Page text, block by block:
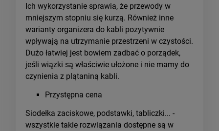
Ich wykorzystanie sprawia, że przewody w
mniejszym stopniu się kurzą. Również inne
warianty organizera do kabli pozytywnie
wpływają na utrzymanie przestrzeni w czystości.
Dużo łatwiej jest bowiem zadbać o porządek,
jeśli wiązki są właściwie ułożone i nie mamy do
czynienia z plątaniną kabli.
Przystępna cena
Siodełka zaciskowe, podstawki, tabliczki... -
wszystkie takie rozwiązania dostępne są w